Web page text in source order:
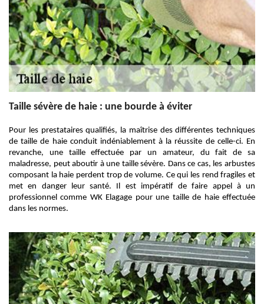
Taille sévère de haie : une bourde à éviter
Pour les prestataires qualifiés, la maîtrise des différentes techniques
de taille de haie conduit indéniablement à la réussite de celle-ci. En
revanche, une taille effectuée par un amateur, du fait de sa
maladresse, peut aboutir à une taille sévère. Dans ce cas, les arbustes
composant la haie perdent trop de volume. Ce qui les rend fragiles et
met en danger leur santé. Il est impératif de faire appel à un
professionnel comme WK Elagage pour une taille de haie effectuée
dans les normes.